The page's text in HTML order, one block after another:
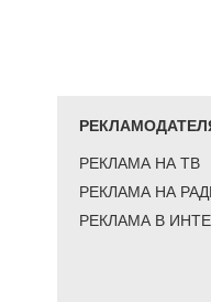
РЕКЛАМА НА ТВ
РЕКЛАМА НА
РЕКЛАМА В